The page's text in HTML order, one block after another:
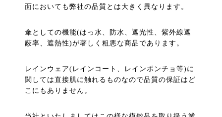
面においても弊社の品質とは大きく異なります。
傘としての機能(はっ水、防水、遮光性、紫外線遮
蔽率、遮熱性)が著しく粗悪な商品であります。
レインウェア(レインコート、レインポンチョ等)に
関しては直接肌に触れるものなので品質の保証はど
こにもありません。